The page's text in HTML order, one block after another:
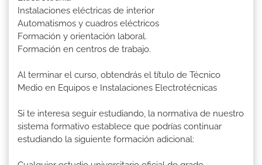
Instalaciones eléctricas de interior
Automatismos y cuadros eléctricos
Formación y orientación laboral.
Formación en centros de trabajo.
Al terminar el curso, obtendrás el título de Técnico
Medio en Equipos e Instalaciones Electrotécnicas
Si te interesa seguir estudiando, la normativa de nuestro
sistema formativo establece que podrías continuar
estudiando la siguiente formación adicional: